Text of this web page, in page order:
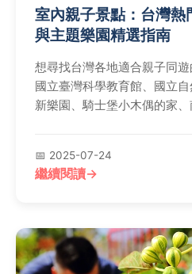
室內親子景點：台灣熱
與主題樂園精選指南
想尋找台灣各地適合親子同
國立臺灣科學教育館、國立
新樂園、騎士堡小木偶的家
點，提供寓教於樂的體驗，
程！
📅 2025-07-24
繼續閱讀